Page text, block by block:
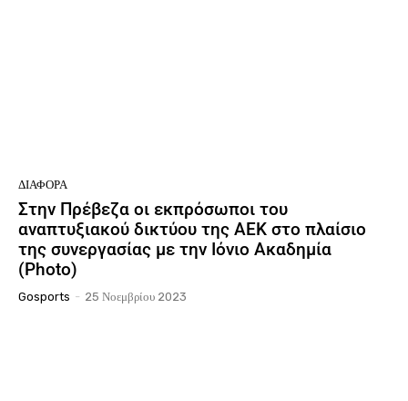
ΔΙΆΦΟΡΑ
Στην Πρέβεζα οι εκπρόσωποι του
αναπτυξιακού δικτύου της ΑΕΚ στο πλαίσιο
της συνεργασίας με την Ιόνιο Ακαδημία
(Photo)
Gosports - 25 Νοεμβρίου 2023